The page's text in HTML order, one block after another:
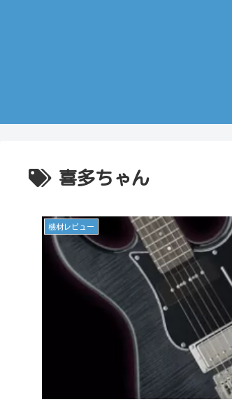
喜多ちゃん
機材レビュー